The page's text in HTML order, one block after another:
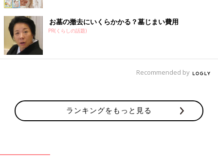
お墓の撤去にいくらかかる？墓じまい費用
PR(くらしの話題)
Recommended by
ランキングをもっと見る